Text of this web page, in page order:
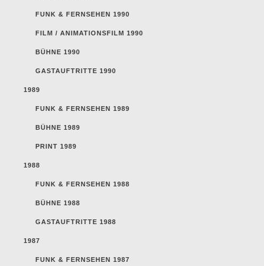
FUNK & FERNSEHEN 1990
FILM / ANIMATIONSFILM 1990
BÜHNE 1990
GASTAUFTRITTE 1990
1989
FUNK & FERNSEHEN 1989
BÜHNE 1989
PRINT 1989
1988
FUNK & FERNSEHEN 1988
BÜHNE 1988
GASTAUFTRITTE 1988
1987
FUNK & FERNSEHEN 1987